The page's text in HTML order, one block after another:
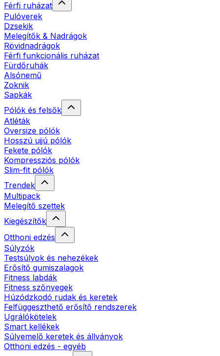
Férfi ruházat
Pulóverek
Dzsekik
Melegítők & Nadrágok
Rövidnadrágok
Férfi funkcionális ruházat
Fürdőruhák
Alsónemű
Zoknik
Sapkák
Pólók és felsők
Atléták
Oversize pólók
Hosszú ujjú pólók
Fekete pólók
Kompressziós pólók
Slim-fit pólók
Trendek
Multipack
Melegítő szettek
Kiegészítők
Otthoni edzés
Súlyzók
Testsúlyok és nehezékek
Erősítő gumiszalagok
Fitness labdák
Fitness szőnyegek
Húzódzkodó rudak és keretek
Felfüggeszthető erősítő rendszerek
Ugrálókötelek
Smart kellékek
Súlyemelő keretek és állványok
Otthoni edzés - egyéb